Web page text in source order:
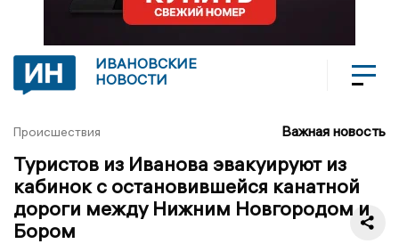
ИВАНОВСКИЕ
НОВОСТИ
Происшествия Важная новость
Туристов из Иванова эвакуируют из
кабинок с остановившейся канатной
дороги между Нижним Новгородом и
Бором